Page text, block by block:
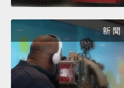
新 聞